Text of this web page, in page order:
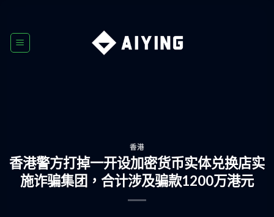
content
香港
香港警方打掉一开设加密货币实体兑换店实
施诈骗集团，合计涉及骗款1200万港元